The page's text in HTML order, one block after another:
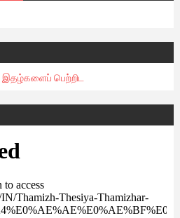
இதழ்களைப் பெற்றிட